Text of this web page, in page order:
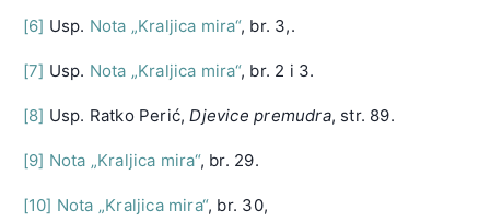
[6] Usp. Nota „Kraljica mira“, br. 3,.
[7] Usp. Nota „Kraljica mira“, br. 2 i 3.
[8] Usp. Ratko Perić,Djevice premudra, str. 89.
[9] Nota „Kraljica mira“, br. 29.
[10] Nota „Kraljica mira“, br. 30,